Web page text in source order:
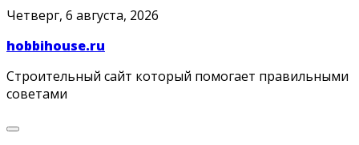
Skip
content
Четверг, 6 августа, 2026
hobbihouse.ru
Строительный сайт который помогает правильными
советами